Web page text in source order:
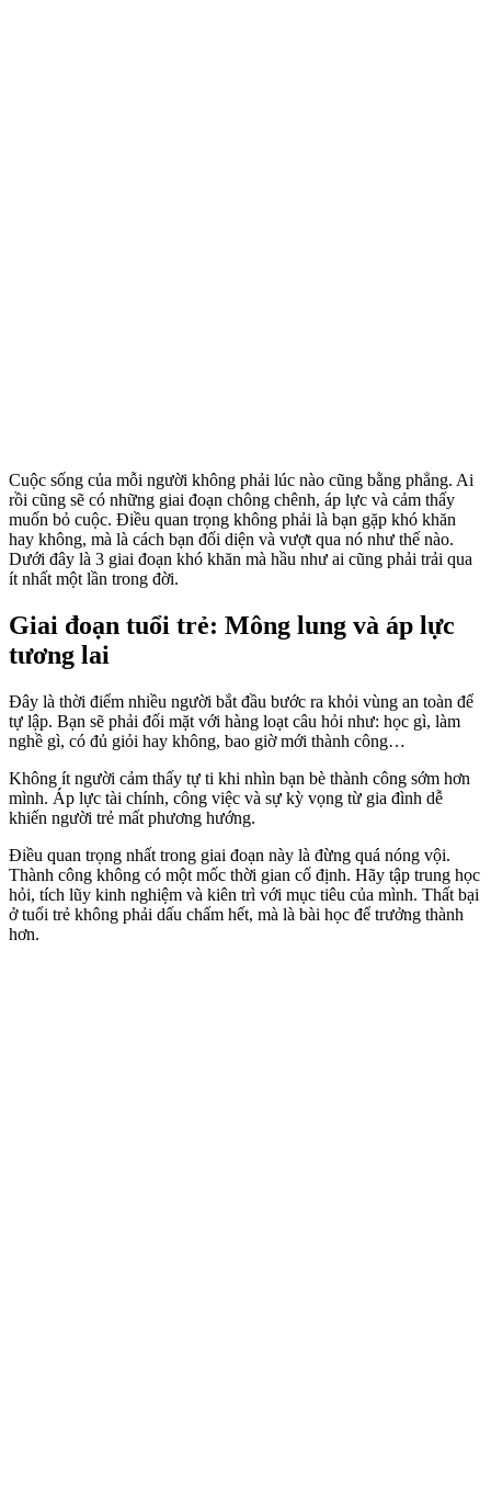
Cuộc sống của mỗi người không phải lúc nào cũng bằng phẳng. Ai
rồi cũng sẽ có những giai đoạn chông chênh, áp lực và cảm thấy
muốn bỏ cuộc. Điều quan trọng không phải là bạn gặp khó khăn
hay không, mà là cách bạn đối diện và vượt qua nó như thế nào.
Dưới đây là 3 giai đoạn khó khăn mà hầu như ai cũng phải trải qua
ít nhất một lần trong đời.
Giai đoạn tuổi trẻ: Mông lung và áp lực
tương lai
Đây là thời điểm nhiều người bắt đầu bước ra khỏi vùng an toàn để
tự lập. Bạn sẽ phải đối mặt với hàng loạt câu hỏi như: học gì, làm
nghề gì, có đủ giỏi hay không, bao giờ mới thành công…
Không ít người cảm thấy tự ti khi nhìn bạn bè thành công sớm hơn
mình. Áp lực tài chính, công việc và sự kỳ vọng từ gia đình dễ
khiến người trẻ mất phương hướng.
Điều quan trọng nhất trong giai đoạn này là đừng quá nóng vội.
Thành công không có một mốc thời gian cố định. Hãy tập trung học
hỏi, tích lũy kinh nghiệm và kiên trì với mục tiêu của mình. Thất bại
ở tuổi trẻ không phải dấu chấm hết, mà là bài học để trưởng thành
hơn.